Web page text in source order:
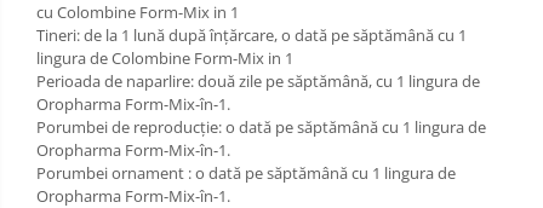
cu Colombine Form-Mix in 1
Tineri: de la 1 lună după înțărcare, o dată pe săptămână cu 1
lingura de Colombine Form-Mix in 1
Perioada de naparlire: două zile pe săptămână, cu 1 lingura de
Oropharma Form-Mix-în-1.
Porumbei de reproducție: o dată pe săptămână cu 1 lingura de
Oropharma Form-Mix-în-1.
Porumbei ornament : o dată pe săptămână cu 1 lingura de
Oropharma Form-Mix-în-1.